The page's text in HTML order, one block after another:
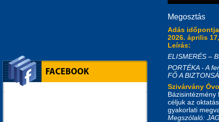
Megosztás
Adás
2026. április
Leírás:
ELISMERÉS –
PORTÉKA - A
FŐ A
Szivárvány
céljuk az
gyakorlati
Megszólaló:
FACEBOOK